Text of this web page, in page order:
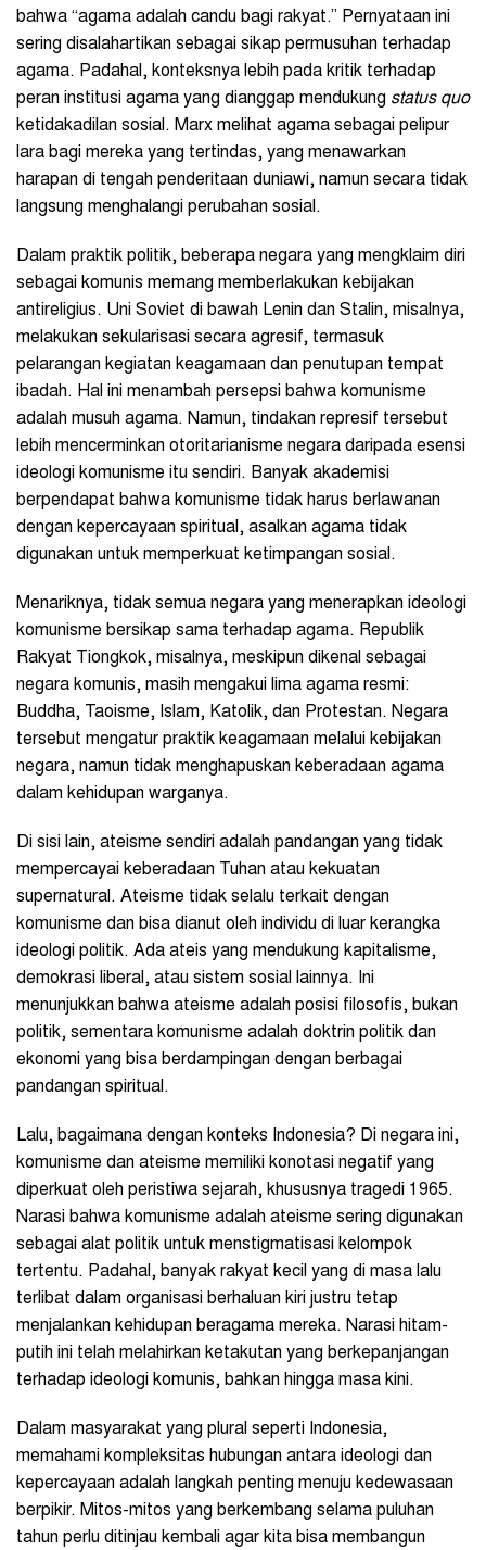
bahwa “agama adalah candu bagi rakyat.” Pernyataan ini
sering disalahartikan sebagai sikap permusuhan terhadap
agama. Padahal, konteksnya lebih pada kritik terhadap
peran institusi agama yang dianggap mendukung status quo
ketidakadilan sosial. Marx melihat agama sebagai pelipur
lara bagi mereka yang tertindas, yang menawarkan
harapan di tengah penderitaan duniawi, namun secara tidak
langsung menghalangi perubahan sosial.
Dalam praktik politik, beberapa negara yang mengklaim diri
sebagai komunis memang memberlakukan kebijakan
antireligius. Uni Soviet di bawah Lenin dan Stalin, misalnya,
melakukan sekularisasi secara agresif, termasuk
pelarangan kegiatan keagamaan dan penutupan tempat
ibadah. Hal ini menambah persepsi bahwa komunisme
adalah musuh agama. Namun, tindakan represif tersebut
lebih mencerminkan otoritarianisme negara daripada esensi
ideologi komunisme itu sendiri. Banyak akademisi
berpendapat bahwa komunisme tidak harus berlawanan
dengan kepercayaan spiritual, asalkan agama tidak
digunakan untuk memperkuat ketimpangan sosial.
Menariknya, tidak semua negara yang menerapkan ideologi
komunisme bersikap sama terhadap agama. Republik
Rakyat Tiongkok, misalnya, meskipun dikenal sebagai
negara komunis, masih mengakui lima agama resmi:
Buddha, Taoisme, Islam, Katolik, dan Protestan. Negara
tersebut mengatur praktik keagamaan melalui kebijakan
negara, namun tidak menghapuskan keberadaan agama
dalam kehidupan warganya.
Di sisi lain, ateisme sendiri adalah pandangan yang tidak
mempercayai keberadaan Tuhan atau kekuatan
supernatural. Ateisme tidak selalu terkait dengan
komunisme dan bisa dianut oleh individu di luar kerangka
ideologi politik. Ada ateis yang mendukung kapitalisme,
demokrasi liberal, atau sistem sosial lainnya. Ini
menunjukkan bahwa ateisme adalah posisi filosofis, bukan
politik, sementara komunisme adalah doktrin politik dan
ekonomi yang bisa berdampingan dengan berbagai
pandangan spiritual.
Lalu, bagaimana dengan konteks Indonesia? Di negara ini,
komunisme dan ateisme memiliki konotasi negatif yang
diperkuat oleh peristiwa sejarah, khususnya tragedi 1965.
Narasi bahwa komunisme adalah ateisme sering digunakan
sebagai alat politik untuk menstigmatisasi kelompok
tertentu. Padahal, banyak rakyat kecil yang di masa lalu
terlibat dalam organisasi berhaluan kiri justru tetap
menjalankan kehidupan beragama mereka. Narasi hitam-
putih ini telah melahirkan ketakutan yang berkepanjangan
terhadap ideologi komunis, bahkan hingga masa kini.
Dalam masyarakat yang plural seperti Indonesia,
memahami kompleksitas hubungan antara ideologi dan
kepercayaan adalah langkah penting menuju kedewasaan
berpikir. Mitos-mitos yang berkembang selama puluhan
tahun perlu ditinjau kembali agar kita bisa membangun